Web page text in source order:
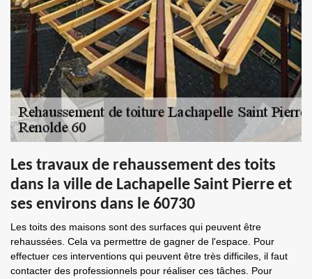
Les travaux de rehaussement des toits
dans la ville de Lachapelle Saint Pierre et
ses environs dans le 60730
Les toits des maisons sont des surfaces qui peuvent être
rehaussées. Cela va permettre de gagner de l'espace. Pour
effectuer ces interventions qui peuvent être très difficiles, il faut
contacter des professionnels pour réaliser ces tâches. Pour